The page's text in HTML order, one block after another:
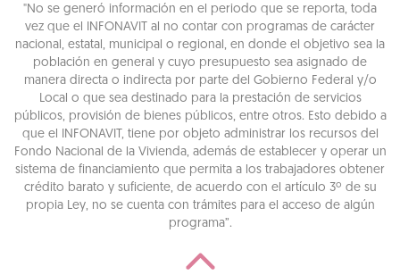
"No se generó información en el periodo que se reporta, toda
vez que el INFONAVIT al no contar con programas de carácter
nacional, estatal, municipal o regional, en donde el objetivo sea la
población en general y cuyo presupuesto sea asignado de
manera directa o indirecta por parte del Gobierno Federal y/o
Local o que sea destinado para la prestación de servicios
públicos, provisión de bienes públicos, entre otros. Esto debido a
que el INFONAVIT, tiene por objeto administrar los recursos del
Fondo Nacional de la Vivienda, además de establecer y operar un
sistema de financiamiento que permita a los trabajadores obtener
crédito barato y suficiente, de acuerdo con el artículo 3º de su
propia Ley, no se cuenta con trámites para el acceso de algún
programa”.